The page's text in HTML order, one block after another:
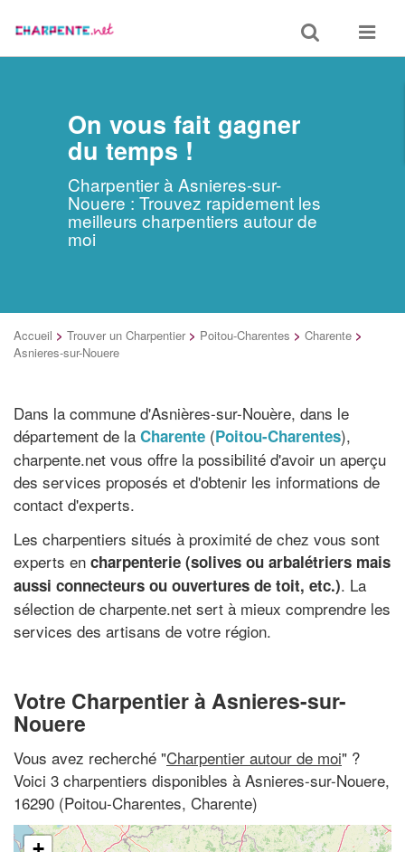
Toggle
search
Toggle
On vous fait gagner
du temps !
Charpentier à Asnieres-sur-
Nouere : Trouvez rapidement les
meilleurs charpentiers autour de
moi
Accueil > Trouver un Charpentier > Poitou-Charentes > Charente >
Asnieres-sur-Nouere
Dans la commune d'Asnières-sur-Nouère, dans le
département de la Charente (Poitou-Charentes),
charpente.net vous offre la possibilité d'avoir un aperçu
des services proposés et d'obtenir les informations de
contact d'experts.
Les charpentiers situés à proximité de chez vous sont
experts en charpenterie (solives ou arbalétriers mais
aussi connecteurs ou ouvertures de toit, etc.). La
sélection de charpente.net sert à mieux comprendre les
services des artisans de votre région.
Votre Charpentier à Asnieres-sur-
Nouere
Vous avez recherché "Charpentier autour de moi" ?
Voici 3 charpentiers disponibles à Asnieres-sur-Nouere,
16290 (Poitou-Charentes, Charente)